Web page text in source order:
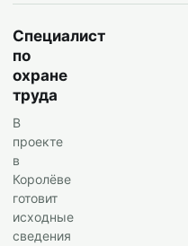
Специалист
по
охране
труда
В
проекте
в
Королёве
готовит
исходные
сведения